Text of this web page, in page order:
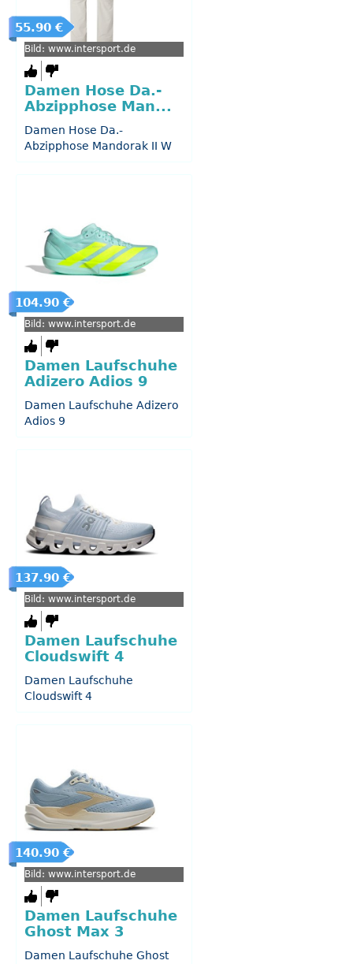
55.90 €
Bild: www.intersport.de
Damen Hose Da.-
Abzipphose Man...
Damen Hose Da.-
Abzipphose Mandorak II W
104.90 €
Bild: www.intersport.de
Damen Laufschuhe
Adizero Adios 9
Damen Laufschuhe Adizero
Adios 9
137.90 €
Bild: www.intersport.de
Damen Laufschuhe
Cloudswift 4
Damen Laufschuhe
Cloudswift 4
140.90 €
Bild: www.intersport.de
Damen Laufschuhe
Ghost Max 3
Damen Laufschuhe Ghost